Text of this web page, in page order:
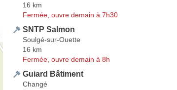
16 km
Fermée, ouvre demain à 7h30
SNTP Salmon
Soulgé-sur-Ouette
16 km
Fermée, ouvre demain à 8h
Guiard Bâtiment
Changé